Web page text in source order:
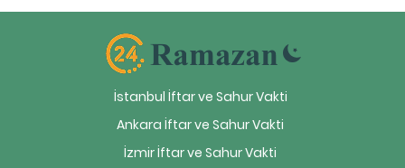
İstanbul İftar ve Sahur Vakti
Ankara İftar ve Sahur Vakti
İzmir İftar ve Sahur Vakti